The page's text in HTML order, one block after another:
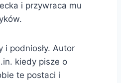
i przywraca mu
i podniosły. Autor
kiedy pisze o
te postaci i